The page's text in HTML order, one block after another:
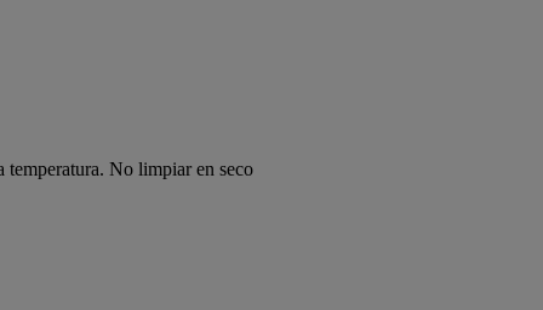
temperatura. No limpiar en seco